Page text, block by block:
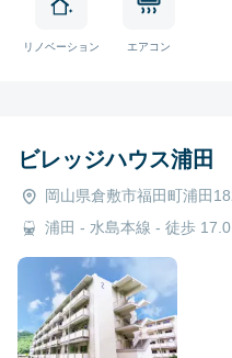
リノベーション エアコン
ビレッジハウス浦田
岡山県倉敷市福田町浦田
浦田 - 水島本線 - 徒歩